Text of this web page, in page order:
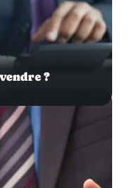
?